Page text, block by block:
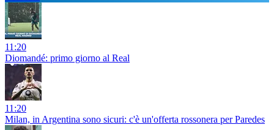
11:20
Diomandé: primo giorno al Real
11:20
Milan, in Argentina sono sicuri: c'è un'offerta rossonera per Paredes